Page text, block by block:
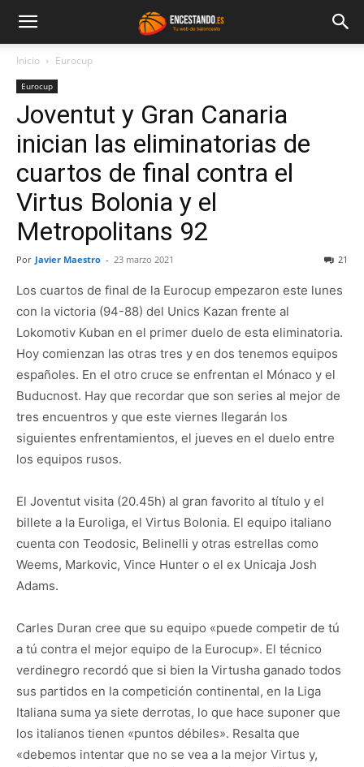
Inicio Eurocup
Eurocup
Joventut y Gran Canaria
inician las eliminatorias de
cuartos de final contra el
Virtus Bolonia y el
Metropolitans 92
Por Javier Maestro - 23 marzo 2021 21
Los cuartos de final de la Eurocup empezaron este lunes
con la victoria (94-88) del Unics Kazan frente al
Lokomotiv Kuban en el primer duelo de esta eliminatoria.
Hoy comienzan las otras tres y en dos tenemos equipos
españoles. En el otro cruce se enfrentan el Mónaco y el
Buducnost. Hay que recordar que son series al mejor de
tres encuentros y que este viernes llegarán los
siguientes enfrentamientos, el jueves en el duelo entre
los equipos rusos.
El Joventut visita (20.45h) al gran favorito al título y el
billete a la Euroliga, el Virtus Bolonia. El equipo italiano
cuenta con Teodosic, Belinelli y otras estrellas como
Weems, Markovic, Vince Hunter o el ex Unicaja Josh
Adams.
Carles Duran cree que su equipo «puede competir de tú
a tú contra el mejor equipo de la Eurocup». El técnico
verdinegro recordó que si bien la Virtusha ganado todos
sus partidos en la competición continental, en la Liga
Italiana suma ya siete derrotas, lo que hace suponer que
los italianos tienen «puntos débiles». Resalta que
«debemos intentar que no se vea a la mejor Virtus y,